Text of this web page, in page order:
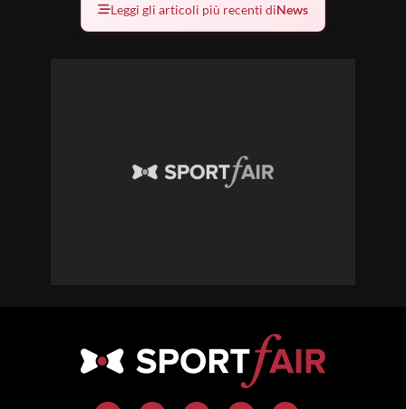
Leggi gli articoli più recenti diNews